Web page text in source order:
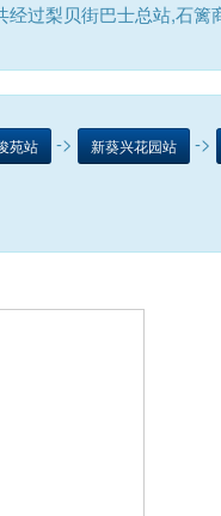
过梨贝街巴士总站,石篱
苑站 -> 新葵兴花园站 ->